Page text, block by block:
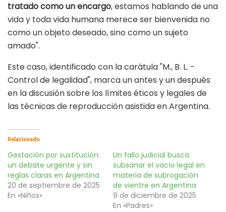
tratado como un encargo, estamos hablando de una
vida y toda vida humana merece ser bienvenida no
como un objeto deseado, sino como un sujeto
amado".
Este caso, identificado con la carátula "M., B. L. -
Control de legalidad", marca un antes y un después
en la discusión sobre los límites éticos y legales de
las técnicas de reproducción asistida en Argentina.
Relacionado
Gestación por sustitución:
un debate urgente y sin
reglas claras en Argentina
20 de septiembre de 2025
En «Niños»
Un fallo judicial busca
subsanar el vacío legal en
materia de subrogación
de vientre en Argentina
9 de diciembre de 2025
En «Padres»